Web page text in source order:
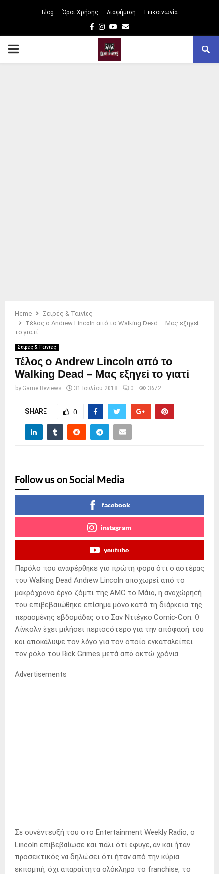
Blog Όροι Χρήσης Διαφήμιση Επικοινωνία
Facebook
Instagram
Youtube
Email
PRIMARY
Home
Σειρές & Ταινίες
Τέλος ο Andrew Lincoln από το Walking Dead – Μας εξηγεί
το γιατί
Σειρές & Ταινίες
Τέλος ο Andrew Lincoln από το
Walking Dead – Μας εξηγεί το γιατί
by Game Reviews 31 Ιουλίου 2018 0 3672
SHARE 0
Follow us on Social Media
facebook
instagram
youtube
Παρόλο που αναφέρθηκε για πρώτη φορά ότι ο αστέρας
του Walking Dead Andrew Lincoln αποχωρεί από το
μακρόχρονο έργο ζόμπι της AMC το Μάιο, η αναχώρησή
του επιβεβαιώθηκε επίσημα μόνο κατά τη διάρκεια της
περασμένης εβδομάδας στο Σαν Ντιέγκο Comic-Con. Ο
Λίνκολν έχει μιλήσει περισσότερο για την απόφασή του
και αποκάλυψε τον λόγο για τον οποίο εγκαταλείπει
τον ρόλο του Rick Grimes μετά από οκτώ χρόνια.
Advertisements
Σε συνέντευξή του στο Entertainment Weekly Radio, ο
Lincoln επιβεβαίωσε και πάλι ότι έφυγε, αν και ήταν
προσεκτικός να δηλώσει ότι ήταν από την κύρια
εκπομπή, όχι απαραίτητα ολόκληρο το franchise, το